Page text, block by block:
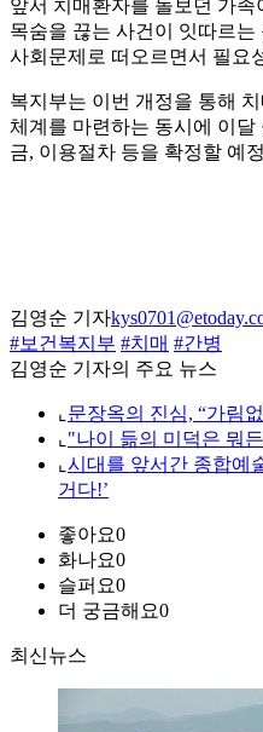
앞서 치매환자를 돌보던 가
목숨을 끊는 사건이 잇따르는
사회문제로 떠오르면서 필요
복지부는 이번 개정을 통해
체계를 마련하는 동시에 이
금, 이용절차 등을 확정할 예
김영순 기자
#보건복지부 #치매 #간병
김영순 기자의 주요 뉴스
⌞ 문장옥의 진심, “가림
⌞ "나이 듦의 미덕은 뭐
⌞ 시대를 앞서간 종합예
거다!’
좋아요0
화나요0
슬퍼요0
더 궁금해요0
최신뉴스